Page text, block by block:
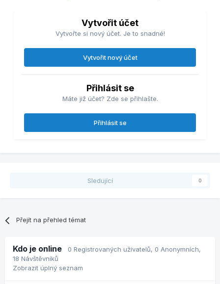
Vytvořit účet
Vytvořte si nový účet. Je to snadné!
Vytvořit nový účet
Přihlásit se
Máte již účet? Zde se přihlašte.
Přihlásit se
Sledující 0
Přejít na přehled témat
Kdo je online 0 Registrovaných uživatelů, 0 Anonymních,
18 Návštěvníků
Zobrazit úplný seznam